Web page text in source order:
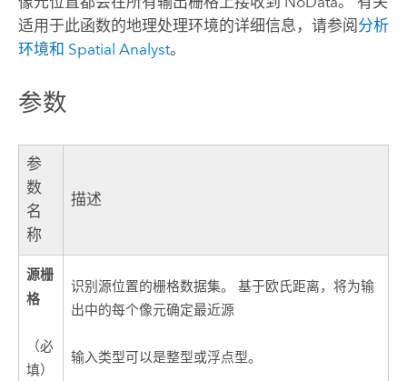
适用于此函数的地理处理环境的详细信息，请参阅 分析
环境和 Spatial Analyst。
参数
参
数
名
称
描述
源栅
格
（必
填）
识别源位置的栅格数据集。 基于欧氏距离，将为输
出中的每个像元确定最近源
输入类型可以是整型或浮点型。